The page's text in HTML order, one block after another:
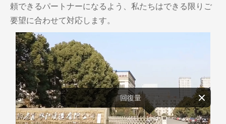
頼できるパートナーになるよう、私たちはできる限りご
要望に合わせて対応します。
回復量